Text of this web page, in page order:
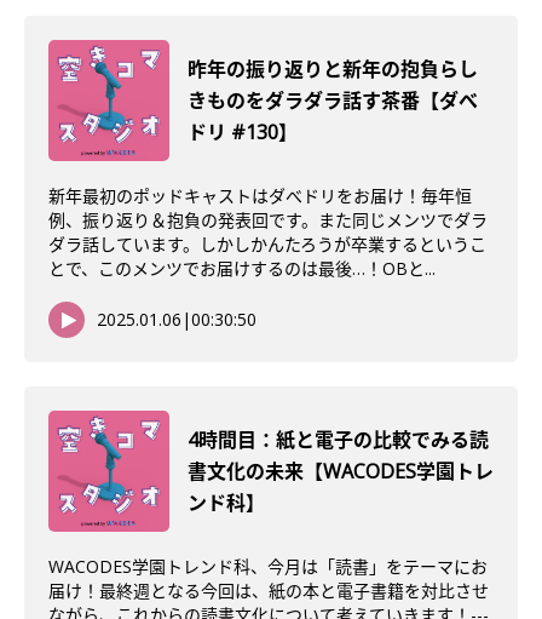
昨年の振り返りと新年の抱負らし
きものをダラダラ話す茶番【ダべ
ドリ #130】
新年最初のポッドキャストはダべドリをお届け！毎年恒
例、振り返り＆抱負の発表回です。また同じメンツでダラ
ダラ話しています。しかしかんたろうが卒業するというこ
とで、このメンツでお届けするのは最後…！OBと...
2025.01.06 |00:30:50
4時間目：紙と電子の比較でみる読
書文化の未来【WACODES学園トレ
ンド科】
WACODES学園トレンド科、今月は「読書」をテーマにお
届け！最終週となる今回は、紙の本と電子書籍を対比させ